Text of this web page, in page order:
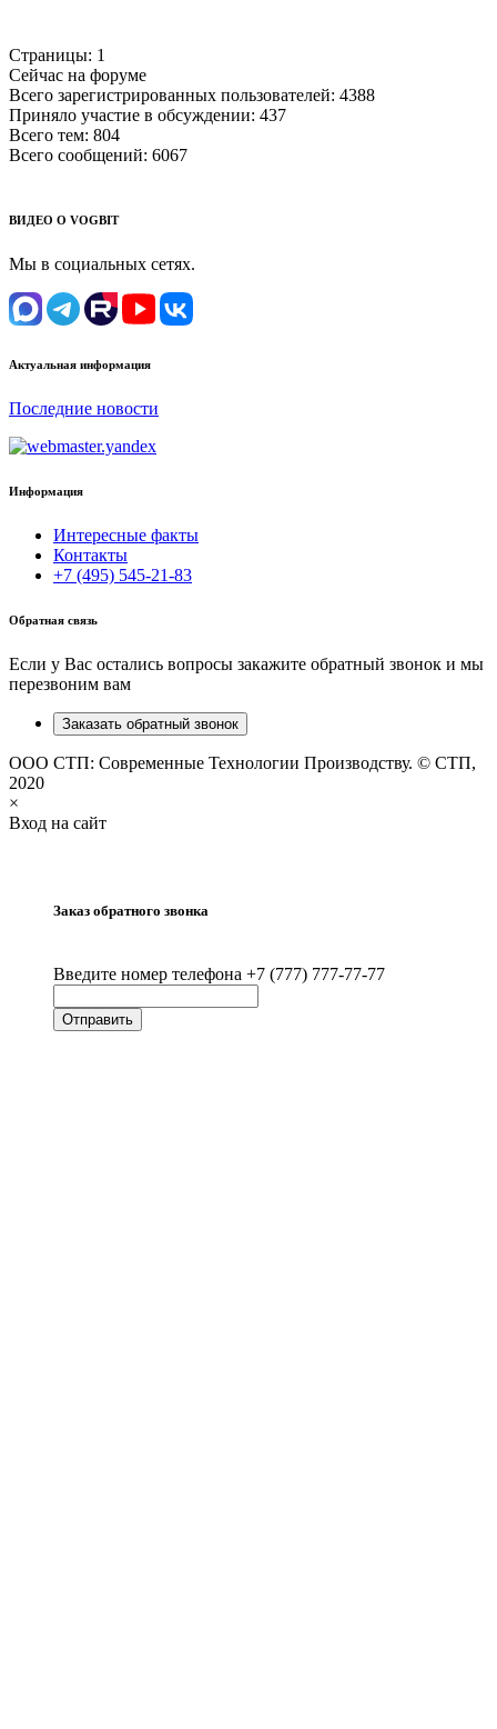
Страницы: 1
Сейчас на форуме
Всего зарегистрированных пользователей: 4388
Приняло участие в обсуждении: 437
Всего тем: 804
Всего сообщений: 6067
ВИДЕО О VOGBIT
Мы в социальных сетях.
Актуальная информация
Последние новости
Информация
Интересные факты
Контакты
+7 (495) 545-21-83
Обратная связь
Если у Вас остались вопросы закажите обратный звонок и мы
перезвоним вам
Заказать обратный звонок
ООО СТП: Современные Технологии Производству. © СТП,
2020
×
Вход на сайт
Заказ обратного звонка
Введите номер телефона +7 (777) 777-77-77
Отправить